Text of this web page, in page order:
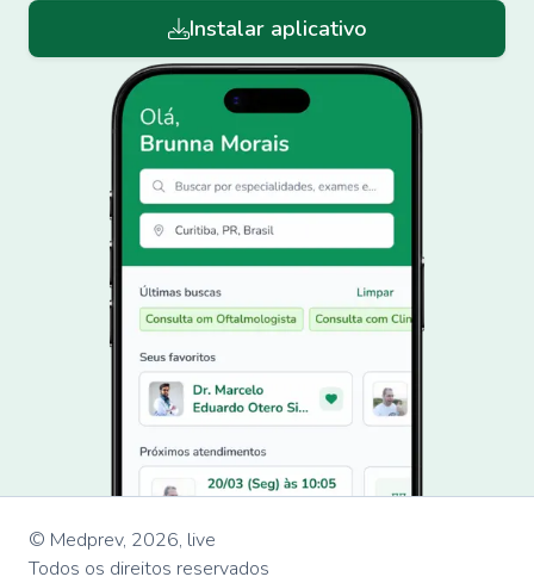
Instalar aplicativo
© Medprev, 2026, live
Todos os direitos reservados